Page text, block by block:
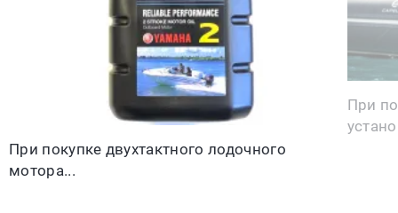
При покупке двухтактного лодочного
мотора...
При